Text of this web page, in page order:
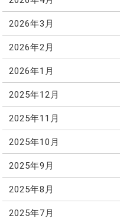
2026年3月
2026年2月
2026年1月
2025年12月
2025年11月
2025年10月
2025年9月
2025年8月
2025年7月